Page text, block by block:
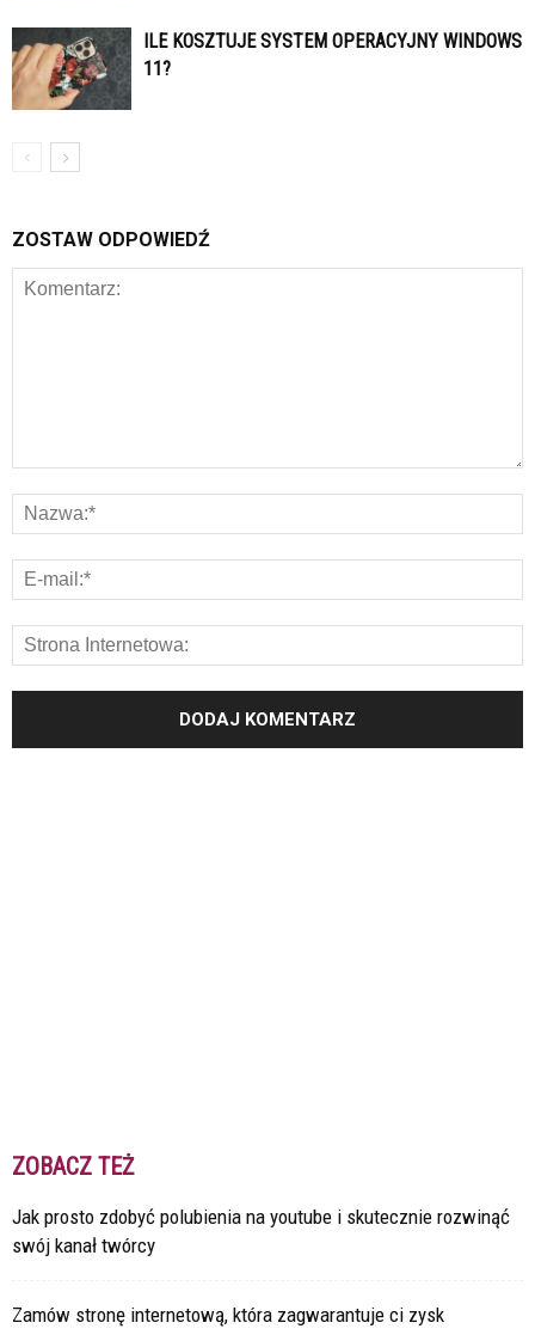
ILE KOSZTUJE SYSTEM OPERACYJNY WINDOWS
11?
ZOSTAW ODPOWIEDŹ
ZOBACZ TEŻ
Jak prosto zdobyć polubienia na youtube i skutecznie rozwinąć
swój kanał twórcy
Zamów stronę internetową, która zagwarantuje ci zysk